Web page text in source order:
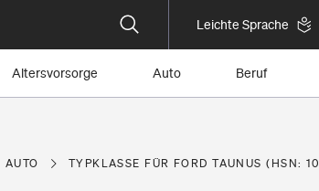
Leichte Sprache
Altersvorsorge Auto Beruf
AUTO TYPKLASSE FÜR FORD TAUNUS (HSN: